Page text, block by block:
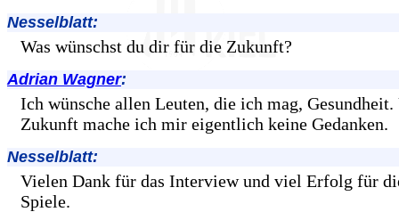
Nesselblatt:
Was wünschst du dir für die Zukunft?
Adrian Wagner:
Ich wünsche allen Leuten, die ich mag,
Zukunft mache ich mir eigentlich keine Gedanken.
Nesselblatt:
Vielen Dank für das Interview und viel Erfolg für
Spiele.